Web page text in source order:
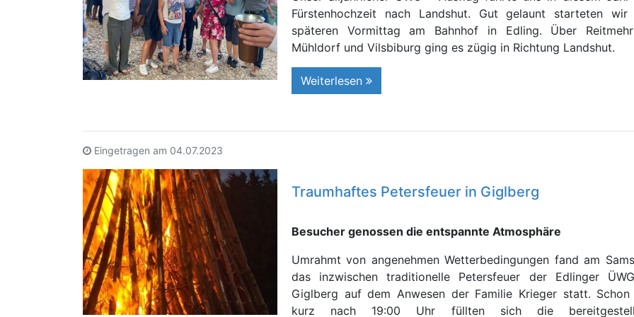
Fürstenhochzeit nach Landshut. Gut gelaunt starteten wir
späteren Vormittag am Bahnhof in Edling. Über
Mühldorf und Vilsbiburg ging es zügig in Richtung Landshut.
Weiterlesen
Eingetragen am 04.07.2023
Traumhaftes Petersfeuer in Giglberg
Besucher genossen die entspannte Atmosphäre
Umrahmt von angenehmen Wetterbedingungen fand am
das inzwischen traditionelle Petersfeuer der Edlinger
Giglberg auf dem Anwesen der Familie Krieger statt. Schon
kurz nach 19:00 Uhr füllten sich die